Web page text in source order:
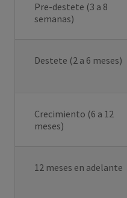
Pre-destete (3 a 8
semanas)
Destete (2 a 6 meses)
Crecimiento (6 a 12
meses)
12 meses en adelante